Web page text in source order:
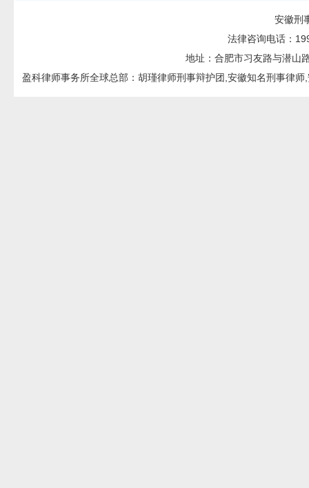
安徽刑
法律咨询电话：
地址：合肥市习友路与潜山
盈科律师事务所全球总部：胡瑾律师刑事辩护团,安徽知名刑事律